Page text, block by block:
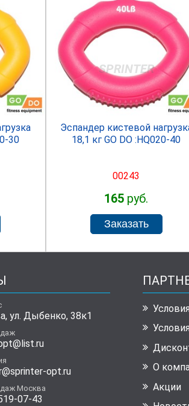
30
SPRINTER
Эспандер кистевой
18,1 кг GO DO :HQ020-40
00243
165 руб.
ул. Дыбенко, 38к1
opt.ru
Москва
07-43
О
Акции